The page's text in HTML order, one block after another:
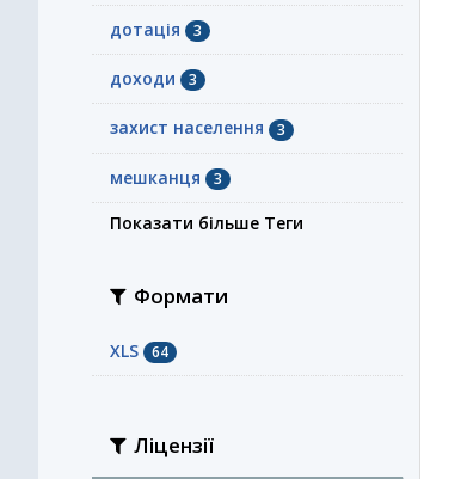
дотація 3
доходи 3
захист населення 3
мешканця 3
Показати більше Теги
Формати
XLS 64
Ліцензії